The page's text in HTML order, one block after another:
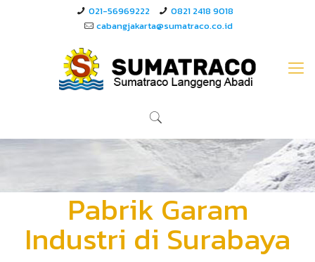
021-56969222
0821 2418 9018
cabangjakarta@sumatraco.co.id
Pabrik Garam
Industri di Surabaya